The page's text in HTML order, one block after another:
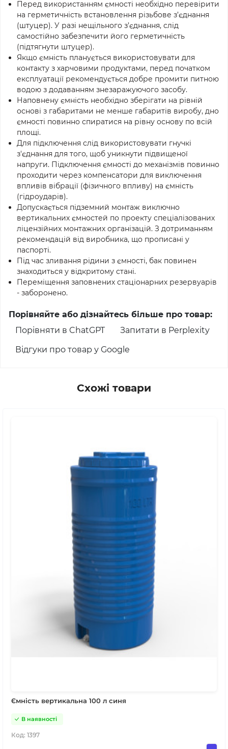
Перед використанням ємності необхідно перевірити
на герметичність встановлення різьбове з’єднання
(штуцер). У разі нещільного з’єднання, слід
cамостійно забезпечити його герметичність
(підтягнути штуцер).
Якщо ємність планується використовувати для
контакту з харчовими продуктами, перед початком
експлуатації рекомендується добре промити питною
водою з додаванням знезаражуючого засобу.
Наповнену ємність необхідно зберігати на рівній
основі з габаритами не менше габаритів виробу, дно
ємності повинно спиратися на рівну основу по всій
площі.
Для підключення слід використовувати гнучкі
з'єднання для того, щоб уникнути підвищеної
напруги. Підключення ємності до механізмів повинно
проходити через компенсатори для виключення
впливів вібрації (фізичного впливу) на ємність
(гідроударів).
Допускається підземний монтаж виключно
вертикальних ємностей по проекту спеціалізованих
ліцензійних монтажних організацій. З дотриманням
рекомендацій від виробника, що прописані у
паспорті.
Під час зливання рідини з ємності, бак повинен
знаходиться у відкритому стані.
Переміщення заповнених стаціонарних резервуарів
- заборонено.
Порівняйте або дізнайтесь більше про товар:
Порівняти в ChatGPT
Запитати в Perplexity
Відгуки про товар у Google
Схожі товари
Ємність вертикальна 100 л синя
Код: 1397
В наявності